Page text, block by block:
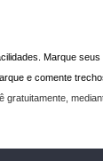
Marque
e comente